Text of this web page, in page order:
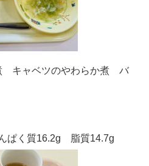
キャベツのやわらか煮 バ
ぱく質16.2g 脂質14.7g